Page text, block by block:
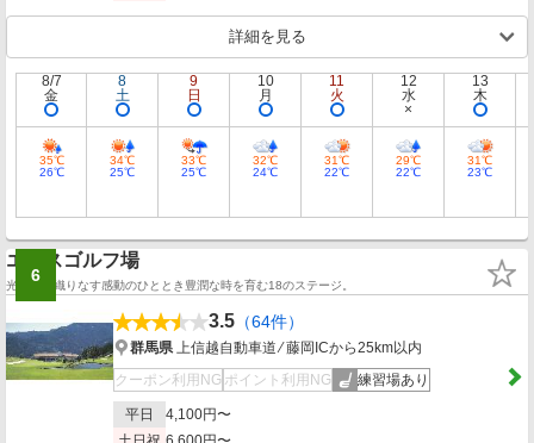
詳細を見る
8/7
金
35℃
26℃
8
土
34℃
25℃
9
日
33℃
25℃
10
月
32℃
24℃
11
火
31℃
22℃
12
水
29℃
22℃
13
木
31℃
23℃
6
エースゴルフ場
光と風が織りなす感動のひととき豊潤な時を育む18のステージ。
3.5 （64件）
群馬県上信越自動車道 ⁄ 藤岡ICから25km以内
クーポン利用NG ポイント利用NG 練習場あり
平日
4,100円〜